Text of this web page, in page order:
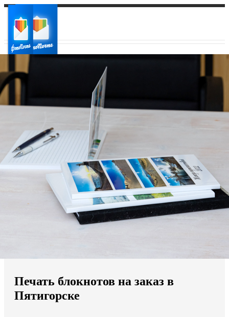
Ваш регион доставки
Выберите из списка:
Мы доставляем по всему миру
Продолжить без города
Печать блокнотов на заказ в
Пятигорске